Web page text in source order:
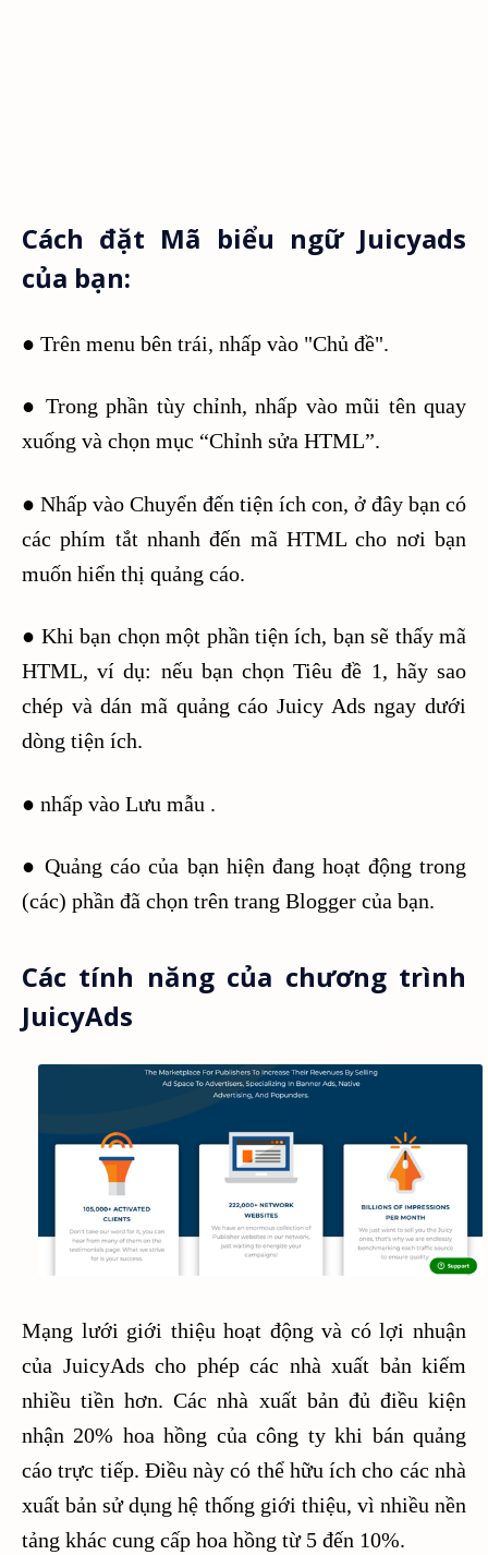
Cách đặt Mã biểu ngữ Juicyads
của bạn:
● Trên menu bên trái, nhấp vào "Chủ đề".
● Trong phần tùy chỉnh, nhấp vào mũi tên quay
xuống và chọn mục “Chỉnh sửa HTML”.
● Nhấp vào Chuyển đến tiện ích con, ở đây bạn có
các phím tắt nhanh đến mã HTML cho nơi bạn
muốn hiển thị quảng cáo.
● Khi bạn chọn một phần tiện ích, bạn sẽ thấy mã
HTML, ví dụ: nếu bạn chọn Tiêu đề 1, hãy sao
chép và dán mã quảng cáo Juicy Ads ngay dưới
dòng tiện ích.
● nhấp vào Lưu mẫu .
● Quảng cáo của bạn hiện đang hoạt động trong
(các) phần đã chọn trên trang Blogger của bạn.
Các tính năng của chương trình
JuicyAds
Mạng lưới giới thiệu hoạt động và có lợi nhuận
của JuicyAds cho phép các nhà xuất bản kiếm
nhiều tiền hơn. Các nhà xuất bản đủ điều kiện
nhận 20% hoa hồng của công ty khi bán quảng
cáo trực tiếp. Điều này có thể hữu ích cho các nhà
xuất bản sử dụng hệ thống giới thiệu, vì nhiều nền
tảng khác cung cấp hoa hồng từ 5 đến 10%.